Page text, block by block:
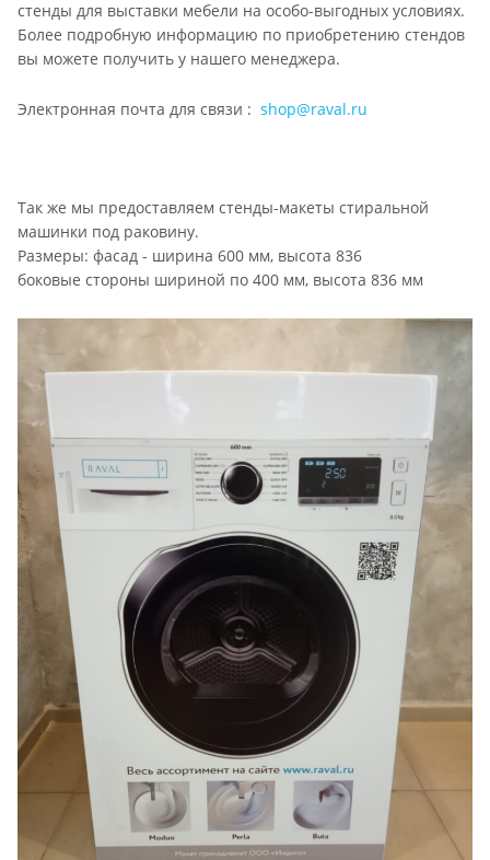
стенды для выставки мебели на особо-выгодных условиях.
Более подробную информацию по приобретению стендов
вы можете получить у нашего менеджера.
Электронная почта для связи : shop@raval.ru
Так же мы предоставляем стенды-макеты стиральной
машинки под раковину.
Размеры: фасад - ширина 600 мм, высота 836
боковые стороны шириной по 400 мм, высота 836 мм